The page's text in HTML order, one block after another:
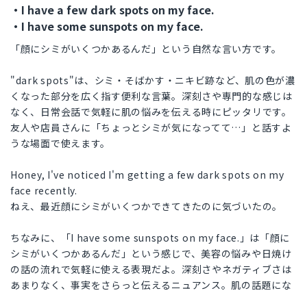
・I have a few dark spots on my face.
・I have some sunspots on my face.
「顔にシミがいくつかあるんだ」という自然な言い方です。
"dark spots"は、シミ・そばかす・ニキビ跡など、肌の色が濃
くなった部分を広く指す便利な言葉。深刻さや専門的な感じは
なく、日常会話で気軽に肌の悩みを伝える時にピッタリです。
友人や店員さんに「ちょっとシミが気になってて…」と話すよ
うな場面で使えます。
Honey, I've noticed I'm getting a few dark spots on my
face recently.
ねえ、最近顔にシミがいくつかできてきたのに気づいたの。
ちなみに、「I have some sunspots on my face.」は「顔に
シミがいくつかあるんだ」という感じで、美容の悩みや日焼け
の話の流れで気軽に使える表現だよ。深刻さやネガティブさは
あまりなく、事実をさらっと伝えるニュアンス。肌の話題にな